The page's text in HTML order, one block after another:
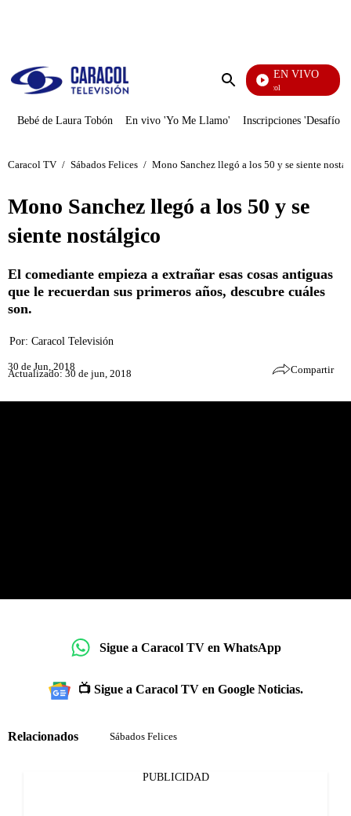
Enviar
EN VIVO
Noticias Caracol
Bebé de Laura Tobón En vivo 'Yo Me Llamo' Inscripciones 'Desafío'
Caracol TV / Sábados Felices / Mono Sanchez llegó a los 50 y se siente
Mono Sanchez llegó a los 50 y se
siente nostálgico
El comediante empieza a extrañar esas cosas antiguas
que le recuerdan sus primeros años, descubre cuáles
son.
Por: Caracol Televisión
30 de Jun, 2018
Actualizado: 30 de jun, 2018 Compartir
Sigue a Caracol TV en WhatsApp
📺 Sigue a Caracol TV en Google Noticias.
Relacionados Sábados Felices
PUBLICIDAD